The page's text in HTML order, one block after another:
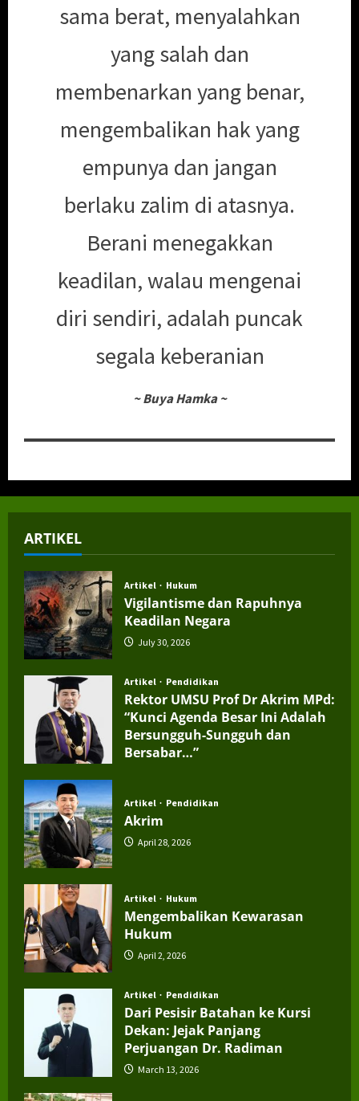
sama berat, menyalahkan
yang salah dan
membenarkan yang benar,
mengembalikan hak yang
empunya dan jangan
berlaku zalim di atasnya.
Berani menegakkan
keadilan, walau mengenai
diri sendiri, adalah puncak
segala keberanian
~ Buya Hamka ~
ARTIKEL
Artikel Hukum
Vigilantisme dan Rapuhnya
Keadilan Negara
July 30, 2026
Artikel Pendidikan
Rektor UMSU Prof Dr Akrim MPd:
“Kunci Agenda Besar Ini Adalah
Bersungguh-Sungguh dan
Bersabar…”
Artikel Pendidikan
Akrim
April 28, 2026
Artikel Hukum
Mengembalikan Kewarasan
Hukum
April 2, 2026
Artikel Pendidikan
Dari Pesisir Batahan ke Kursi
Dekan: Jejak Panjang
Perjuangan Dr. Radiman
March 13, 2026